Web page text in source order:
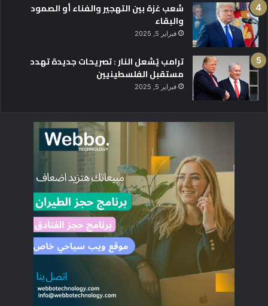
شعب غزة بين التهجير والفناء أو الصمود
والبقاء
فبراير 5, 2025
ترامب يُشعل النار : تصريحات جديدة تهدد
مستقبل الفلسطينيين
فبراير 5, 2025